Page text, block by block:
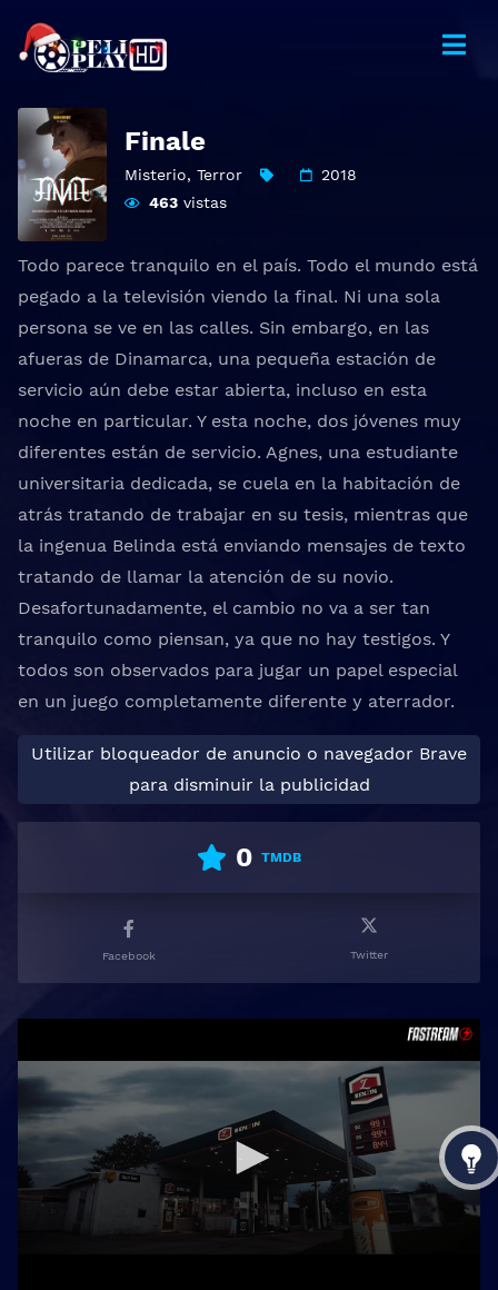
Finale
Misterio, Terror
2018
463 vistas
Todo parece tranquilo en el país. Todo el mundo está
pegado a la televisión viendo la final. Ni una sola
persona se ve en las calles. Sin embargo, en las
afueras de Dinamarca, una pequeña estación de
servicio aún debe estar abierta, incluso en esta
noche en particular. Y esta noche, dos jóvenes muy
diferentes están de servicio. Agnes, una estudiante
universitaria dedicada, se cuela en la habitación de
atrás tratando de trabajar en su tesis, mientras que
la ingenua Belinda está enviando mensajes de texto
tratando de llamar la atención de su novio.
Desafortunadamente, el cambio no va a ser tan
tranquilo como piensan, ya que no hay testigos. Y
todos son observados para jugar un papel especial
en un juego completamente diferente y aterrador.
Utilizar bloqueador de anuncio o navegador Brave
para disminuir la publicidad
0 TMDB
Facebook Twitter